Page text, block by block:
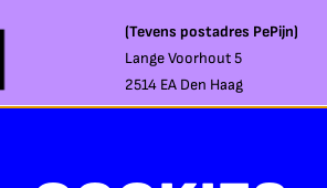
(Tevens postadres PePijn)
Lange Voorhout 5
2514 EA Den Haag